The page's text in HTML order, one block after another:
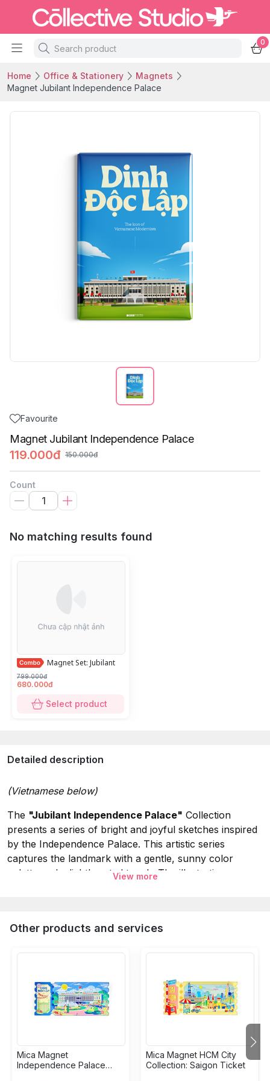
0
Home Office & Stationery
Magnets
Magnet Jubilant Independence Palace
Favourite
Magnet Jubilant Independence Palace
119.000đ 150.000đ
Count
No matching results found
Magnet Set: Jubilant
799.000đ
680.000đ
Select product
Detailed description
(Vietnamese below)
The "Jubilant Independence Palace" Collection
presents a series of bright and joyful sketches inspired
by the Independence Palace. This artistic series
captures the landmark with a gentle, sunny color
palette and a lighthearted touch. The illustrations
atmosphere of this iconic site.
Specifications:
Collection:Jubilant Independence Palace.
Material:Tin Magnet.
Availability:Exclusive sale at Dinh Design Store.
View more
Other products and services
Mica Magnet
Independence Palace
Mica Magnet HCM City
Collection: Saigon Ticket